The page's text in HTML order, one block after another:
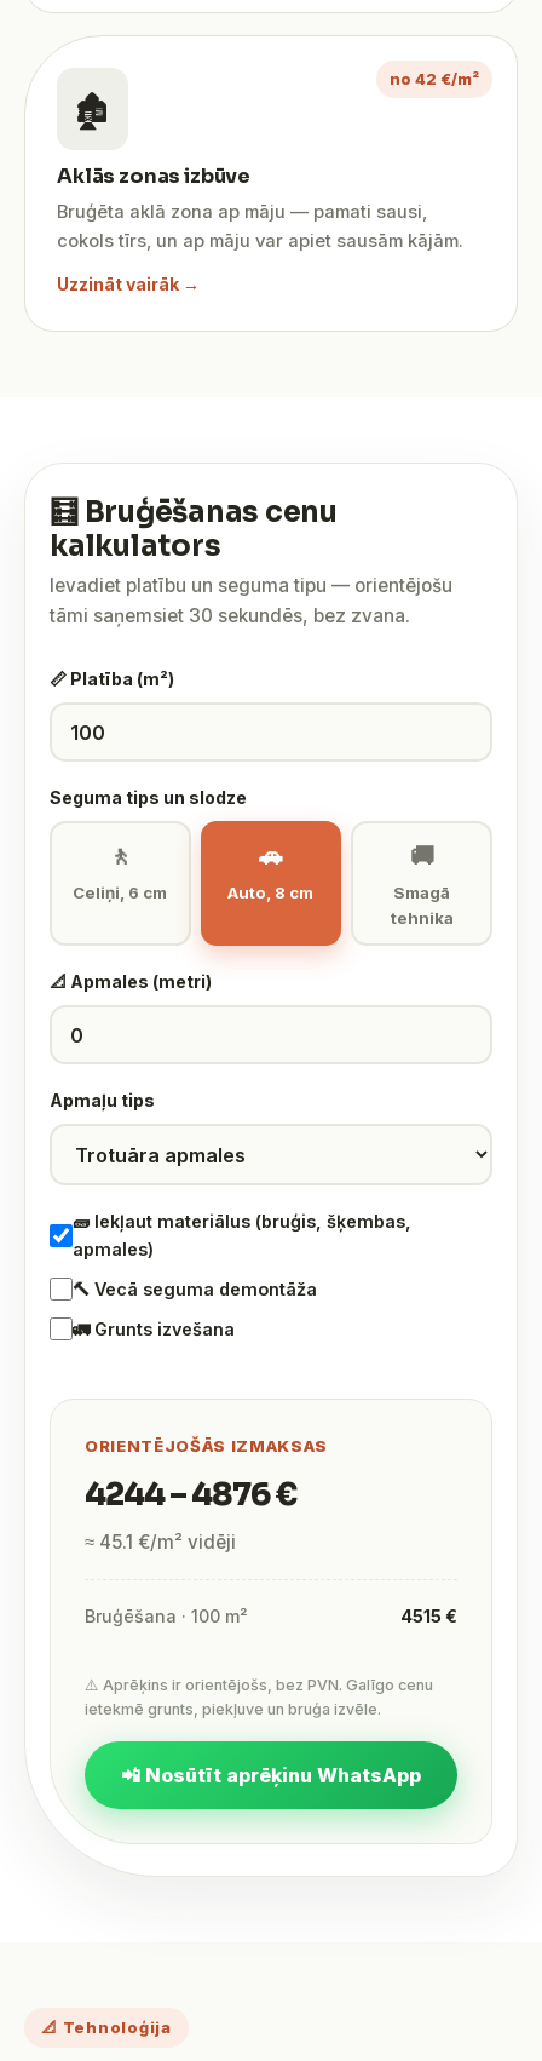
no 42 €/m²
🏚️
Aklās zonas izbūve
Bruģēta aklā zona ap māju — pamati sausi,
cokols tīrs, un ap māju var apiet sausām kājām.
Uzzināt vairāk →
🧮 Bruģēšanas cenu
kalkulators
Ievadiet platību un seguma tipu — orientējošu
tāmi saņemsiet 30 sekundēs, bez zvana.
📏 Platība (m²)
Seguma tips un slodze
🚶
Celiņi, 6 cm
🚗
Auto, 8 cm
🚚
Smagā
tehnika
📐 Apmales (metri)
Apmaļu tips
🧱 Iekļaut materiālus (bruģis, šķembas,
apmales)
🔨 Vecā seguma demontāža
🚛 Grunts izvešana
ORIENTĒJOŠĀS IZMAKSAS
4244 – 4876 €
≈ 45.1 €/m² vidēji
Bruģēšana · 100 m² 4515 €
⚠️ Aprēķins ir orientējošs, bez PVN. Galīgo cenu
ietekmē grunts, piekļuve un bruģa izvēle.
📲 Nosūtīt aprēķinu WhatsApp
📐 Tehnoloģija